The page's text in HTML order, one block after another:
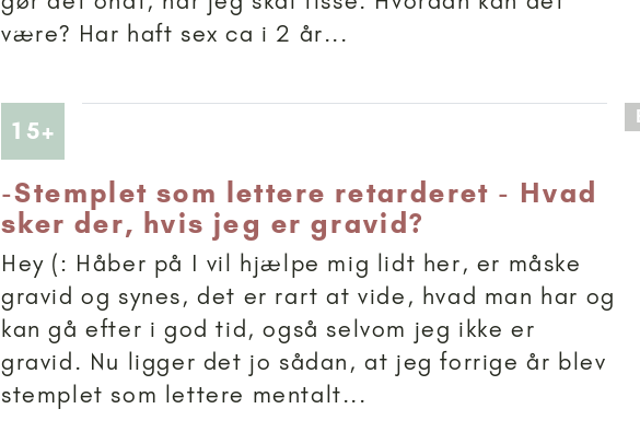
være? Har haft sex ca i 2 år...
15+
-Stemplet som lettere retarderet - Hvad
sker der, hvis jeg er gravid?
Hey (: Håber på I vil hjælpe mig lidt her, er måske
gravid og synes, det er rart at vide, hvad man har og
kan gå efter i god tid, også selvom jeg ikke er
gravid. Nu ligger det jo sådan, at jeg forrige år blev
stemplet som lettere mentalt...